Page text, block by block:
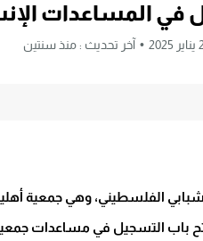
في المساعدات
آخر تحديث : منذ سنتين